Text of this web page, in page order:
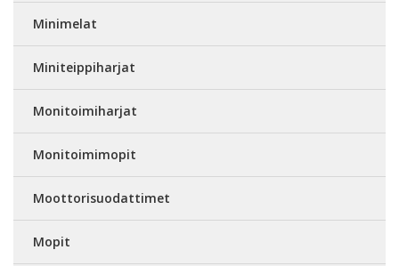
Minimelat
Miniteippiharjat
Monitoimiharjat
Monitoimimopit
Moottorisuodattimet
Mopit